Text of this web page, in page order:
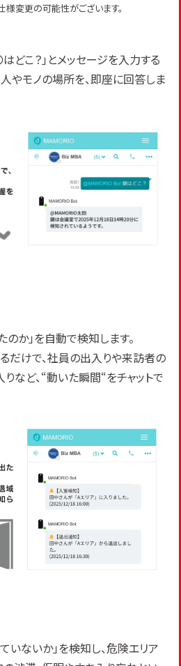
変更の可能性がございます。
どこ？」とメッセージを入力する
やモノの場所を、即座に回答しま
のか」を自動で検知します。
だけで、社員の出入りや来訪者の
など、“動いた瞬間“をチャットで
いないか」を検知し、危険エリア